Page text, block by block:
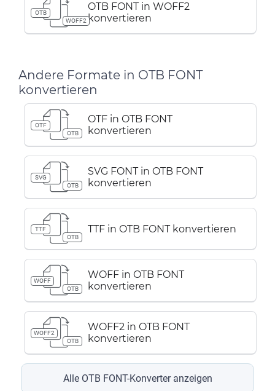
OTB
WOFF2
OTB FONT in WOFF2
konvertieren
Andere Formate in OTB FONT
konvertieren
OTF
OTB
OTF in OTB FONT
konvertieren
SVG
OTB
SVG FONT in OTB FONT
konvertieren
TTF
OTB
TTF in OTB FONT konvertieren
WOFF
OTB
WOFF in OTB FONT
konvertieren
WOFF2
OTB
WOFF2 in OTB FONT
konvertieren
Alle OTB FONT-Konverter anzeigen